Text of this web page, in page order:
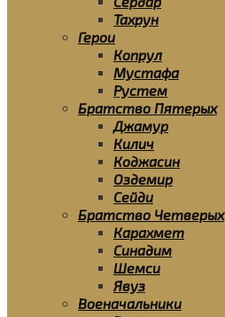
Тахрун
Герои
Копрул
Мустафа
Рустем
Братство Пятерых
Джамур
Килич
Коджасин
Оздемир
Сейди
Братство Четверых
Карахмет
Синадим
Шемси
Явуз
Военачальники